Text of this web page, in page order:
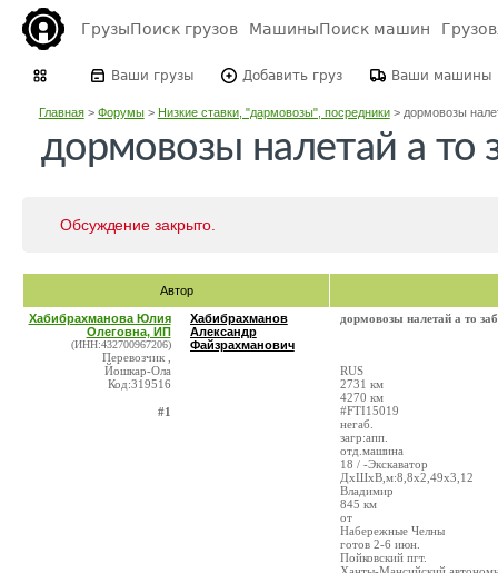
ГрузыПоиск грузов МашиныПоиск машин
Ваши грузы Добавить груз Ваши машины
Главная> Форумы> Низкие ставки, "дармовозы", посредники> дормовозы
дормовозы налетай а то
Обсуждение закрыто.
Автор
Хабибрахманова Юлия
Олеговна, ИП
(ИНН:432700967206)
Перевозчик ,
Йошкар-Ола
Код:319516
#1
Хабибрахманов
Александр
Файзрахманович
дормовозы налетай а то
RUS
2731 км
4270 км
#FTI15019
негаб.
загр:апп.
отд.машина
18 / -Экскаватор
ДxШxВ,м:8,8x2,49x3,12
Владимир
845 км
от
Набережные Челны
готов 2-6 июн.
Пойковский пгт.